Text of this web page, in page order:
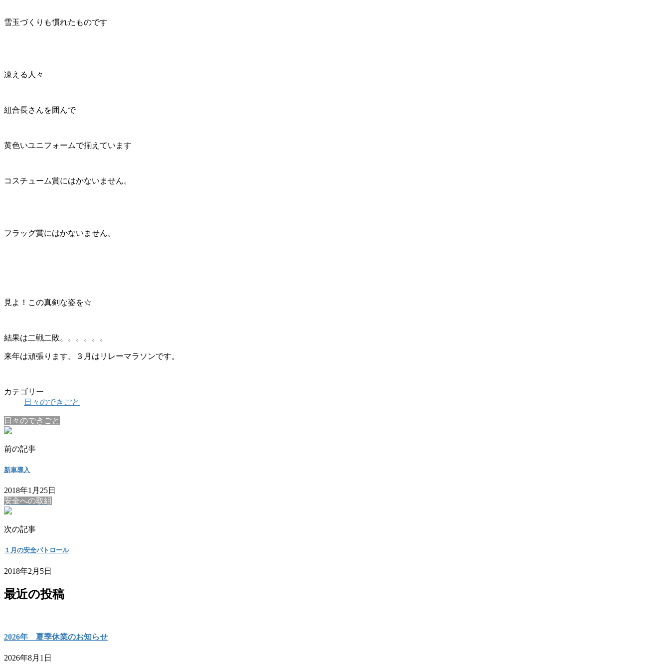
雪玉づくりも慣れたものです
凍える人々
組合長さんを囲んで
黄色いユニフォームで揃えています
コスチューム賞にはかないません。
フラッグ賞にはかないません。
見よ！この真剣な姿を☆
結果は二戦二敗。。。。。。
来年は頑張ります。３月はリレーマラソンです。
カテゴリー
日々のできごと
日々のできごと
前の記事
新車導入
2018年1月25日
安全への取組
次の記事
１月の安全パトロール
2018年2月5日
最近の投稿
2026年 夏季休業のお知らせ
2026年8月1日